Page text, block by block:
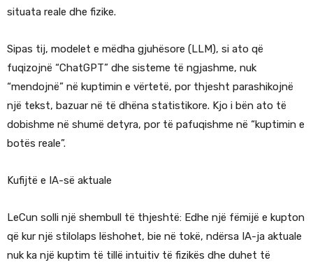
situata reale dhe fizike.
Sipas tij, modelet e mëdha gjuhësore (LLM), si ato që
fuqizojnë “ChatGPT” dhe sisteme të ngjashme, nuk
“mendojnë” në kuptimin e vërtetë, por thjesht parashikojnë
një tekst, bazuar në të dhëna statistikore. Kjo i bën ato të
dobishme në shumë detyra, por të pafuqishme në “kuptimin e
botës reale”.
Kufijtë e IA-së aktuale
LeCun solli një shembull të thjeshtë: Edhe një fëmijë e kupton
që kur një stilolaps lëshohet, bie në tokë, ndërsa IA-ja aktuale
nuk ka një kuptim të tillë intuitiv të fizikës dhe duhet të